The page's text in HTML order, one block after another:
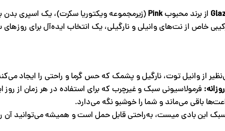
از برند محبوبPink (زیرمجموعه ویکتوریا سکرت)، یک اسپری
خاص از نت‌های وانیلی و نارگیلی، یک انتخاب ایده‌آل برای
از وانیل توت، نارگیل و پشمک که حس گرما و راحتی را ایجاد
فرمولاسیونی سبک و غیرچرب که برای استفاده در هر زمان از
باقی می‌ماند و شما را خوشبو نگه می‌دارد.
این بادی میست، به‌راحتی قابل حمل است و همیشه می‌توانید آن